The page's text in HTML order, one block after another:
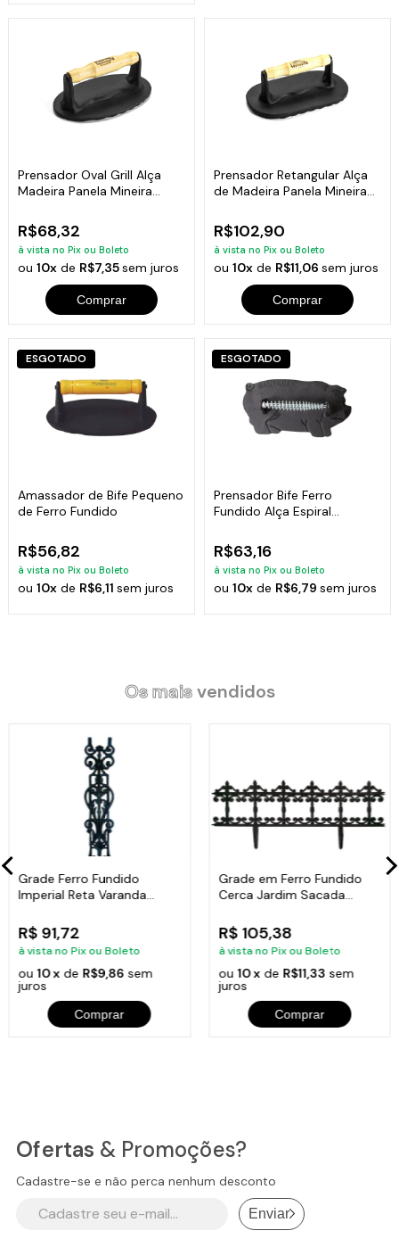
Prensador Oval Grill Alça
Madeira Panela Mineira
R$68,32
à vista no Pix ou Boleto
ou10x de R$7,35sem juros
Comprar
Prensador Retangular Alça
de Madeira Panela Mineira
R$102,90
à vista no Pix ou Boleto
ou 10xde R$11,06 sem juros
Comprar
ESGOTADO
Amassador de Bife Pequeno
de Ferro Fundido
R$56,82
à vista no Pix ou Boleto
ou10x de R$6,11sem juros
ESGOTADO
Prensador Bife Ferro
Fundido Alça Espiral
R$63,16
à vista no Pix ou Boleto
ou 10xde R$6,79 sem juros
Os maisvendidos
Grade Ferro Fundido
Imperial Reta Varanda
R$ 91,72
à vista no Pix ou Boleto
ou10 x de R$9,86 sem
juros
Comprar
Grade em Ferro Fundido
Cerca Jardim Sacada
R$ 105,38
à vista no Pix ou Boleto
ou 10 x de R$11,33 sem
juros
Comprar
Ofertas & Promoções?
Cadastre-se e não perca nenhum desconto
Enviar